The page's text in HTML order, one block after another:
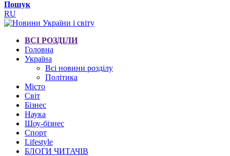
Пошук
RU
ВСІ РОЗДІЛИ
Головна
Україна
Всі новини розділу
Політика
Місто
Світ
Бізнес
Наука
Шоу-бізнес
Спорт
Lifestyle
БЛОГИ ЧИТАЧІВ